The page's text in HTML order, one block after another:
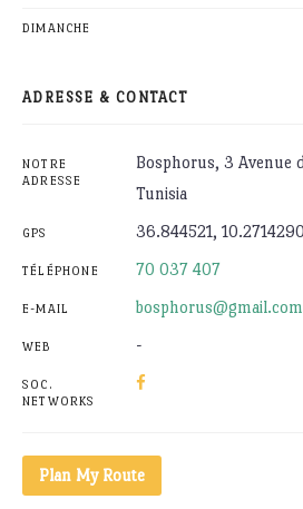
DIMANCHE
ADRESSE & CONTACT
NOTRE
ADRESSE
Bosphorus, 3 Avenue
Tunisia
GPS 36.844521,
TÉLÉPHONE 70 037 407
E-MAIL bosphorus@gmail.com
WEB -
SOC.
NETWORKS
Plan My Route